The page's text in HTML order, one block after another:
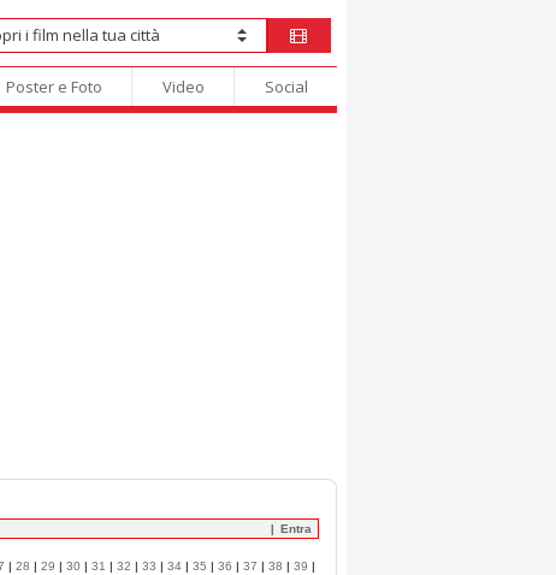
Poster e Foto Video Social
Entra
| 28 | 29 | 30 | 31 | 32 | 33 | 34 | 35 | 36 | 37 | 38 | 39 |